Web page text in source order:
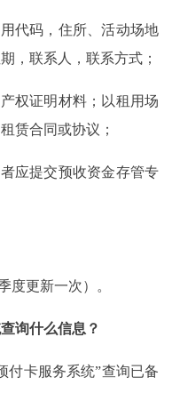
代码，住所、活动场地
，联系人，联系方式；
证明材料；以租用场
赁合同或协议；
应提交预收资金存管专
更新一次）。
询什么信息？
卡服务系统”查询已备